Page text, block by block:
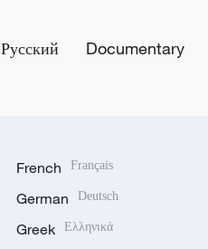
Русский Documentary
French Français
German Deutsch
Greek Ελληνικά